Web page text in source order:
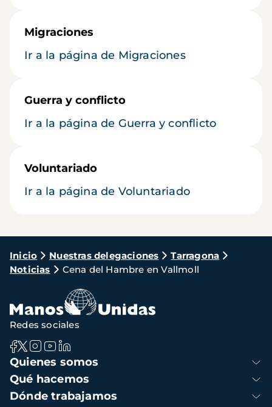
Migraciones
Ir a la página de Migraciones
Guerra y conflicto
Ir a la página de Guerra y conflicto
Voluntariado
Ir a la página de Voluntariado
Ruta
de
navegación
Inicio Nuestras delegaciones
Tarragona
Noticias
Cena del Hambre en Vallmoll
Navegación
principal
Quienes somos
Qué hacemos
Dónde trabajamos
Redes sociales